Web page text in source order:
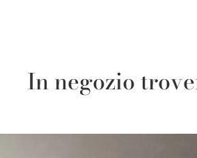
In negozio